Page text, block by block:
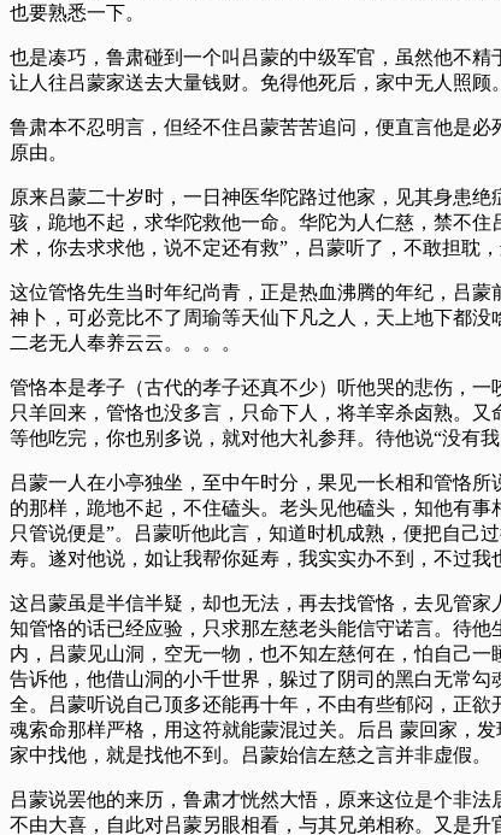
也要熟悉一下。
也是凑巧，鲁肃碰到一个叫吕蒙的中级军官，虽然他不
让人往吕蒙家送去大量钱财。免得他死后，家中无人照
鲁肃本不忍明言，但经不住吕蒙苦苦追问，便直言他是
原由。
原来吕蒙二十岁时，一日神医华陀路过他家，见其身患
骇，跪地不起，求华陀救他一命。华陀为人仁慈，禁不
术，你去求求他，说不定还有救”，吕蒙听了，不敢担耽，
这位管恪先生当时年纪尚青，正是热血沸腾的年纪，吕
神卜，可必竞比不了周瑜等天仙下凡之人，天上地下都
二老无人奉养云云。。。。
管恪本是孝子（古代的孝子还真不少）听他哭的悲伤，
只羊回来，管恪也没多言，只命下人，将羊宰杀卤熟。
等他吃完，你也别多说，就对他大礼参拜。待他说“没有
吕蒙一人在小亭独坐，至中午时分，果见一长相和管恪
的那样，跪地不起，不住磕头。老头见他磕头，知他有
只管说便是”。吕蒙听他此言，知道时机成熟，便把自己
寿。遂对他说，如让我帮你延寿，我实实办不到，不过
这吕蒙虽是半信半疑，却也无法，再去找管恪，去见管
知管恪的话已经应验，只求那左慈老头能信守诺言。待
内，吕蒙见山洞，空无一物，也不知左慈何在，怕自己
告诉他，他借山洞的小千世界，躲过了阴司的黑白无常
全。吕蒙听说自己顶多还能再十年，不由有些郁闷，正
魂索命那样严格，用这符就能蒙混过关。后吕 蒙回家，
家中找他，就是找他不到。吕蒙始信左慈之言并非虚假。
吕蒙说罢他的来历，鲁肃才恍然大悟，原来这位是个非
不由大喜，自此对吕蒙另眼相看，与其兄弟相称。又是